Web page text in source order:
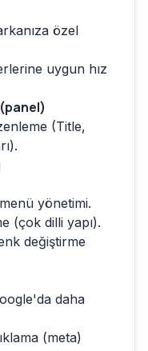
özel
uygun hız
(Title,
yönetimi.
(çok dilli yapı).
değiştirme
daha
(meta)